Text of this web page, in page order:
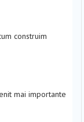
construim
mai importante